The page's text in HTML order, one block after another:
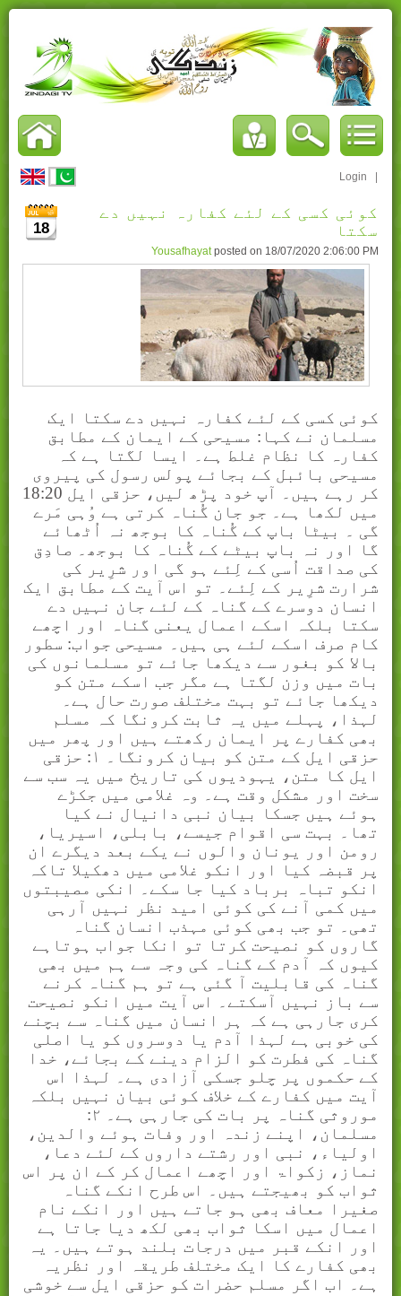
Login
18
کوئی کسی کے لئے کفارہ نہیں دے
سکتا
Yousafhayatposted on 18/07/2020 2:06:00 PM
کوئی کسی کے لئے کفارہ نہیں دے سکتا ایک
مسلمان نے کہا: مسیحی کے ایمان کے مطابق
کفارہ کا نظام غلط ہے۔ ایسا لگتا ہے کہ
مسیحی بائبل کے بجائے پولس رسول کی پیروی
کر رہے ہیں۔ آپ خود پڑھ لیں، حزقی ایل 18:20
میں لکھا ہے۔ جو جان گُناہ کرتی ہے وُہی مَرے
گی ۔ بیٹا باپ کے گُناہ کا بوجھ نہ اُٹھائے
گا اور نہ باپ بیٹے کے گُناہ کا بوجھ۔ صادِق
کی صداقت اُسی کے لِئے ہو گی اور شرِیر کی
شرارت شرِیر کے لِئے۔ تو اس آیت کے مطابق ایک
انسان دوسرے کے گناہ کے لئے جان نہیں دے
سکتا بلکہ اسکے اعمال یعنی گناہ اور اچھے
کام صرف اسکے لئے ہی ہیں۔ مسیحی جواب: سطور
بالا کو بغور سے دیکھا جائے تو مسلمانوں کی
بات میں وزن لگتا ہے مگر جب اسکے متن کو
دیکھا جائے تو بہت مختلف صورت حال ہے۔
لہذا، پہلے میں یہ ثابت کرونگا کہ مسلم
بھی کفارے پر ایمان رکھتے ہیں اور پھر میں
حزقی ایل کے متن کو بیان کرونگا۔ ۱: حزقی
ایل کا متن، یہودیوں کی تاریخ میں یہ سب سے
سخت اور مشکل وقت ہے۔ وہ غلامی میں جکڑے
ہوئے ہیں جسکا بیان نبی دانیال نے کیا
تھا۔ بہت سی اقوام جیسے، بابلی، اسیریا،
رومن اور یونان والوں نے یکے بعد دیگرے ان
پر قبضہ کیا اور انکو غلامی میں دھکیلا تاکہ
انکو تباہ برباد کیا جا سکے۔ انکی مصیبتوں
میں کمی آنے کی کوئی امید نظر نہیں آرہی
تھی۔ تو جب بھی کوئی مہذب انسان گناہ
گاروں کو نصیحت کرتا تو انکا جواب ہوتاہے
کیوں کہ آدم کے گناہ کی وجہ سے ہم میں بھی
گناہ کی قابلیت آ گئی ہے تو ہم گناہ کرنے
سے باز نہیں آسکتے۔ اس آیت میں انکو نصیحت
کری جارہی ہے کہ ہر انسان میں گناہ سے بچنے
کی خوبی ہے لہذا آدم یا دوسروں کو یا اصلی
گناہ کی فطرت کو الزام دینے کے بجائے، خدا
کے حکموں پر چلو جسکی آزادی ہے۔ لہذا اس
آیت میں کفارے کے خلاف کوئی بیان نہیں بلکہ
موروثی گناہ پر بات کی جارہی ہے۔ ۲:
مسلمان، اپنے زندہ اور وفات ہوئے والدین،
اولیاء، نبی اور رشتے داروں کے لئے دعا،
نماز، زکواۃ اور اچھے اعمال کر کے ان پر اس
ثواب کو بھیجتے ہیں۔ اس طرح انکے گناہ
صغیرا معاف بھی ہو جاتے ہیں اور انکے نام
اعمال میں اسکا ثواب بھی لکھ دیا جاتا ہے
اور انکے قبر میں درجات بلند ہوتے ہیں۔ یہ
بھی کفارے کا ایک مختلف طریقہ اور نظریہ
ہے۔ اب اگر مسلم حضرات کو حزقی ایل سے خوشی